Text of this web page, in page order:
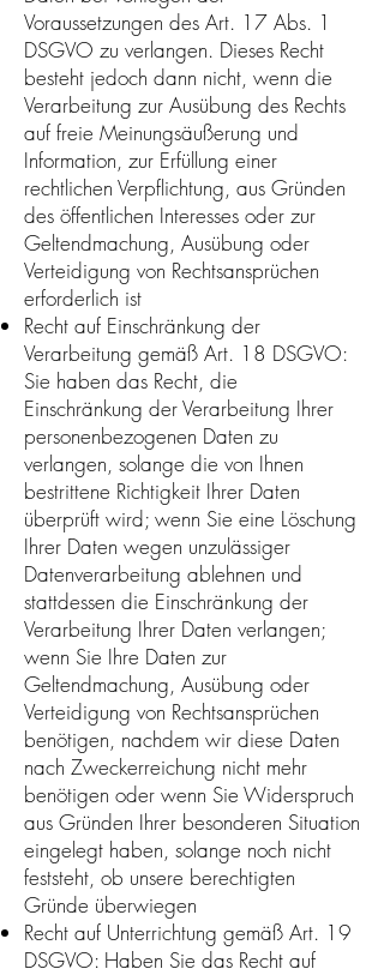
Voraussetzungen des Art. 17 Abs. 1
DSGVO zu verlangen. Dieses Recht
besteht jedoch dann nicht, wenn die
Verarbeitung zur Ausübung des Rechts
auf freie Meinungsäußerung und
Information, zur Erfüllung einer
rechtlichen Verpflichtung, aus Gründen
des öffentlichen Interesses oder zur
Geltendmachung, Ausübung oder
Verteidigung von Rechtsansprüchen
erforderlich ist
Recht auf Einschränkung der
Verarbeitung gemäß Art. 18 DSGVO:
Sie haben das Recht, die
Einschränkung der Verarbeitung Ihrer
personenbezogenen Daten zu
verlangen, solange die von Ihnen
bestrittene Richtigkeit Ihrer Daten
überprüft wird; wenn Sie eine Löschung
Ihrer Daten wegen unzulässiger
Datenverarbeitung ablehnen und
stattdessen die Einschränkung der
Verarbeitung Ihrer Daten verlangen;
wenn Sie Ihre Daten zur
Geltendmachung, Ausübung oder
Verteidigung von Rechtsansprüchen
benötigen, nachdem wir diese Daten
nach Zweckerreichung nicht mehr
benötigen oder wenn Sie Widerspruch
aus Gründen Ihrer besonderen Situation
eingelegt haben, solange noch nicht
feststeht, ob unsere berechtigten
Gründe überwiegen
Recht auf Unterrichtung gemäß Art. 19
DSGVO: Haben Sie das Recht auf